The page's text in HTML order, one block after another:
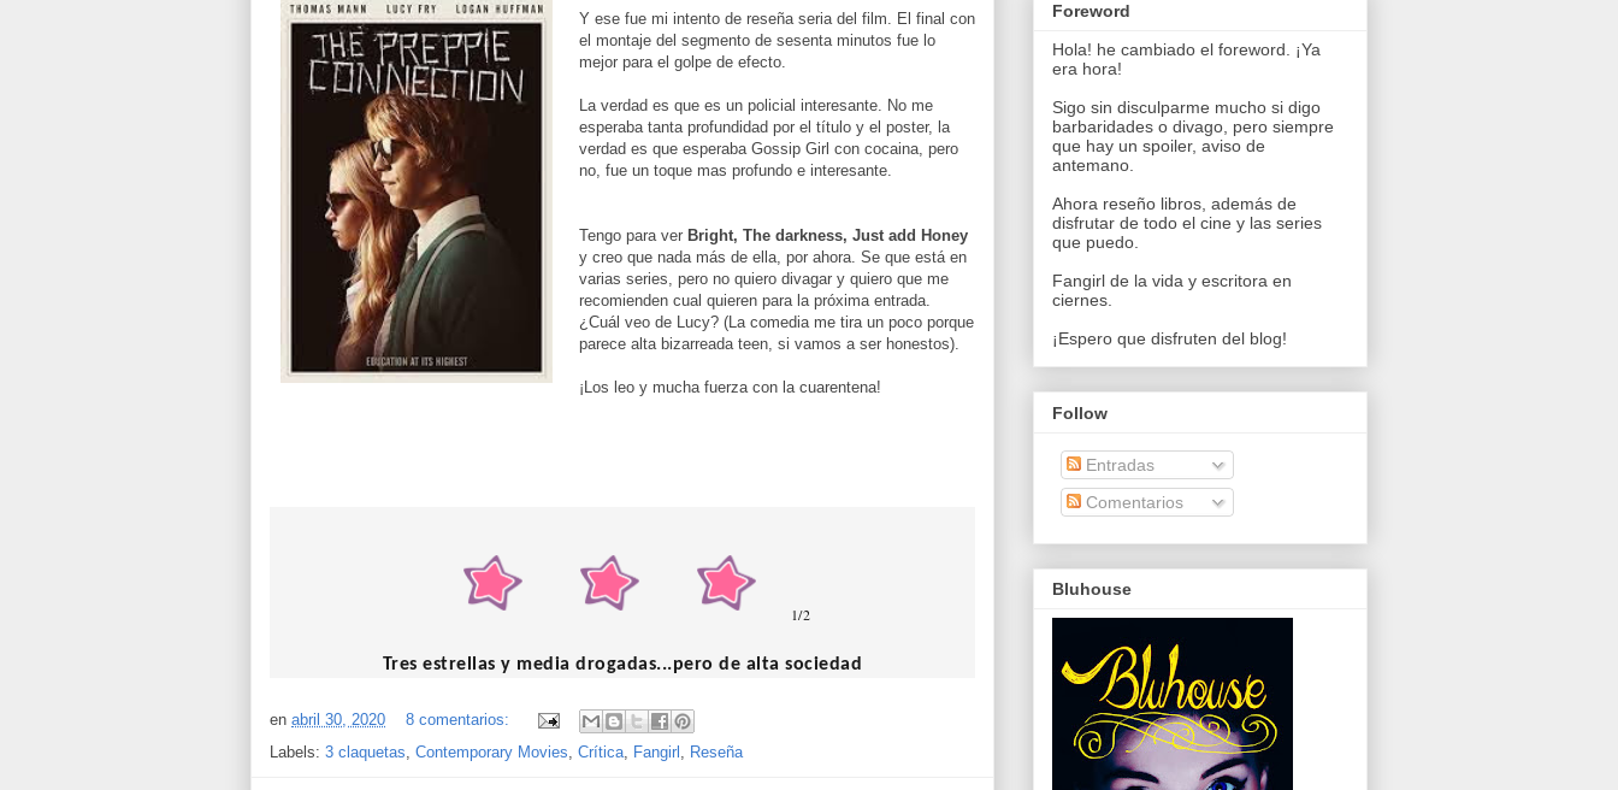
Y ese fue mi intento de reseña seria del film. El final con
el montaje del segmento de sesenta minutos fue lo
mejor para el golpe de efecto.
La verdad es que es un policial interesante. No me
esperaba tanta profundidad por el título y el poster, la
verdad es que esperaba Gossip Girl con cocaina, pero
no, fue un toque mas profundo e interesante.
Tengo para ver Bright, The darkness, Just add Honey
y creo que nada más de ella, por ahora. Se que está en
varias series, pero no quiero divagar y quiero que me
recomienden cual quieren para la próxima entrada.
¿Cuál veo de Lucy? (La comedia me tira un poco porque
parece alta bizarreada teen, si vamos a ser honestos).
¡Los leo y mucha fuerza con la cuarentena!
1/2
Tres estrellas y media drogadas...pero de alta sociedad
en abril 30, 2020
8 comentarios:
Labels: 3 claquetas, Contemporary Movies, Crítica, Fangirl , Reseña
Foreword
Hola! he cambiado el foreword. ¡Ya
era hora!
Sigo sin disculparme mucho si digo
barbaridades o divago, pero siempre
que hay un spoiler, aviso de
antemano.
Ahora reseño libros, además de
disfrutar de todo el cine y las series
que puedo.
Fangirl de la vida y escritora en
ciernes.
¡Espero que disfruten del blog!
Follow
Entradas
Comentarios
Bluhouse